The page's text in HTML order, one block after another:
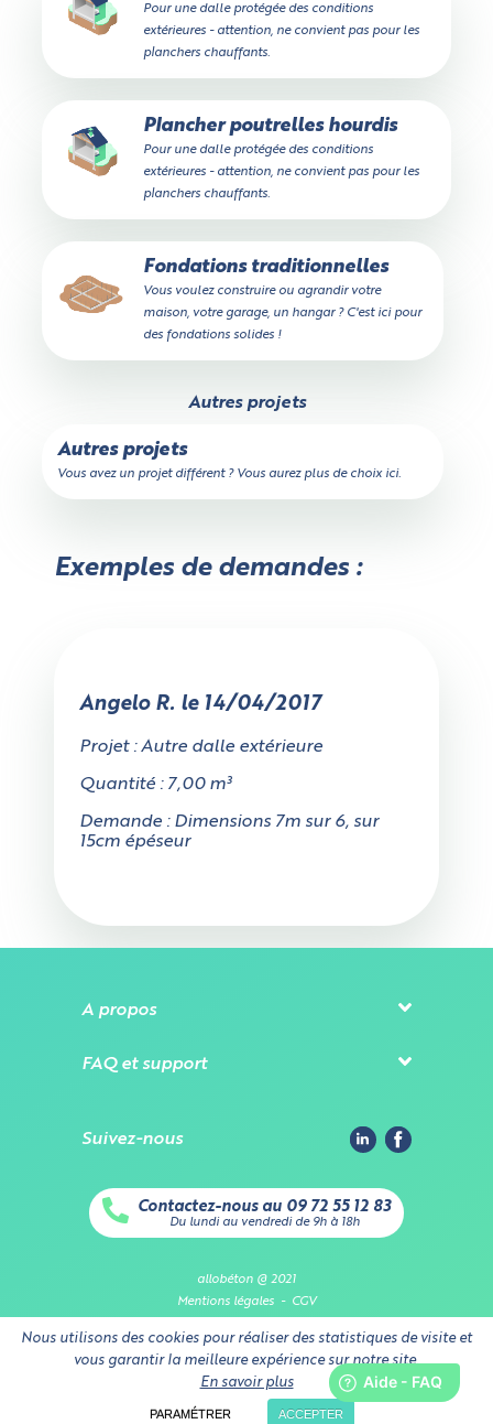
Pour une dalle protégée des conditions
extérieures - attention, ne convient pas pour les
planchers chauffants.
Plancher poutrelles hourdis
Pour une dalle protégée des conditions
extérieures - attention, ne convient pas pour les
planchers chauffants.
Fondations traditionnelles
Vous voulez construire ou agrandir votre
maison, votre garage, un hangar ? C'est ici pour
des fondations solides !
Autres projets
Autres projets
Vous avez un projet différent ? Vous aurez plus de choix ici.
Calculateur de volume
Rectangulaire
Vérifier si le camion passe
t'il au moins 3 mètres en
Mesurez précisément la largeur sur tout l'accès,
attention aux rétrécissements éventuels, aux poteaux
votre devis est en train d'être calculé...
Exemples de demandes :
Angelo R. le 14/04/2017
Projet : Autre dalle extérieure
Quantité : 7,00 m³
Demande : Dimensions 7m sur 6, sur
15cm épéseur
Nous utilisons des cookies pour réaliser des statistiques de visite et
vous garantir la meilleure expérience sur notre site.
En savoir plus
PARAMÉTRER ACCEPTER
A propos
FAQ et support
Suivez-nous
Contactez-nous au 09 72 55 12 83
Du lundi au vendredi de 9h à 18h
allobéton @ 2021
Mentions légales - CGV